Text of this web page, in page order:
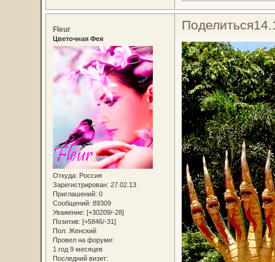
Поделиться
Fleur
Цветочная Фея
Откуда: Россия
Зарегистрирован: 27.02.13
Приглашений: 0
Сообщений: 89309
Уважение: [+30209/-28]
Позитив: [+5846/-31]
Пол: Женский
Провел на форуме:
1 год 9 месяцев
Последний визит: